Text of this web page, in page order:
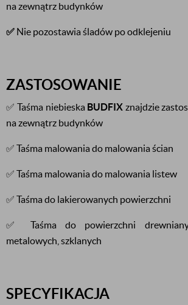
na zewnątrz budynków
✅ Nie pozostawia śladów po odklejeniu
ZASTOSOWANIE
✅ Taśma niebieska BUDFIX znajdzie
na zewnątrz budynków
✅ Taśma malowania do malowania ścian
✅ Taśma malowania do malowania listew
✅ Taśma do lakierowanych powierzchni
✅ Taśma do powierzchni
metalowych, szklanych
SPECYFIKACJA